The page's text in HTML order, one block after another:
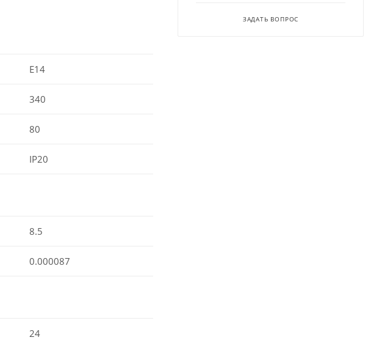
E14
340
80
IP20
8.5
0.000087
24
ЗАДАТЬ ВОПРОС